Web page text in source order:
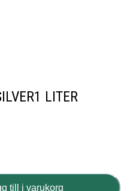
LITER
till i varukorg